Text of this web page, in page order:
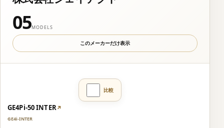
05MODELS
このメーカーだけ表示
GE4Pi-50 INTER↗
GE4i-INTER